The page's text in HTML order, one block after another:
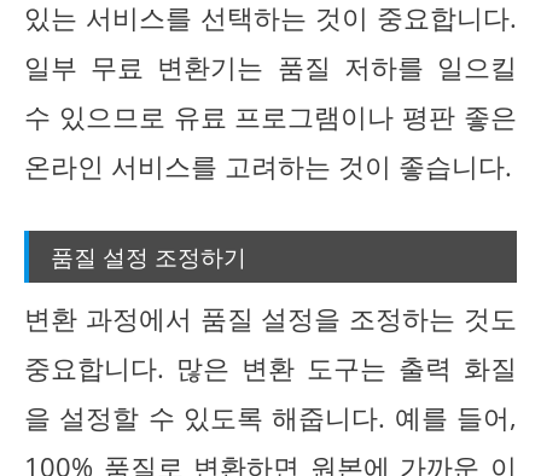
있는 서비스를 선택하는 것이 중요합니다.
일부 무료 변환기는 품질 저하를 일으킬
수 있으므로 유료 프로그램이나 평판 좋은
온라인 서비스를 고려하는 것이 좋습니다.
품질 설정 조정하기
변환 과정에서 품질 설정을 조정하는 것도
중요합니다. 많은 변환 도구는 출력 화질
을 설정할 수 있도록 해줍니다. 예를 들어,
100% 품질로 변환하면 원본에 가까운 이